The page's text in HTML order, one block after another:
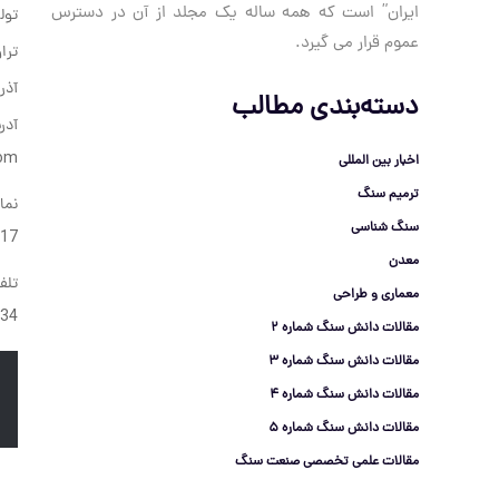
-0914
ایران” است که همه ساله یک مجلد از آن در دسترس
عموم قرار می گیرد.
دسته‌بندی مطالب
اخبار بین المللی
ترمیم سنگ
سنگ شناسی
معدن
معماری و طراحی
مقالات دانش سنگ شماره 2
مقالات دانش سنگ شماره 3
مقالات دانش سنگ شماره 4
مقالات دانش سنگ شماره 5
مقالات علمی تخصصی صنعت سنگ